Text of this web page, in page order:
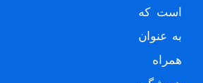
است که
به عنوان
همراه